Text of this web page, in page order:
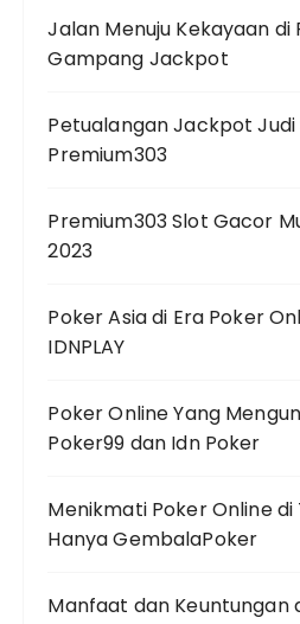
Jalan Menuju Kekayaan di
Gampang Jackpot
Petualangan Jackpot Judi
Premium303
Premium303 Slot Gacor
2023
Poker Asia di Era Poker
IDNPLAY
Poker Online Yang
Poker99 dan Idn Poker
Menikmati Poker Online
Hanya GembalaPoker
Manfaat dan Keuntungan